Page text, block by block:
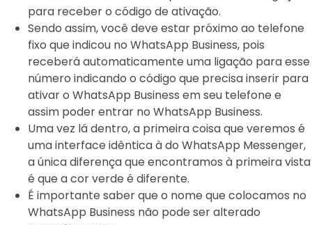
para receber o código de ativação.
Sendo assim, você deve estar próximo ao telefone
fixo que indicou no WhatsApp Business, pois
receberá automaticamente uma ligação para esse
número indicando o código que precisa inserir para
ativar o WhatsApp Business em seu telefone e
assim poder entrar no WhatsApp Business.
Uma vez lá dentro, a primeira coisa que veremos é
uma interface idêntica à do WhatsApp Messenger,
a única diferença que encontramos à primeira vista
é que a cor verde é diferente.
É importante saber que o nome que colocamos no
WhatsApp Business não pode ser alterado